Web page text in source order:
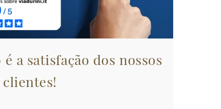
é a satisfação dos nossos
clientes!